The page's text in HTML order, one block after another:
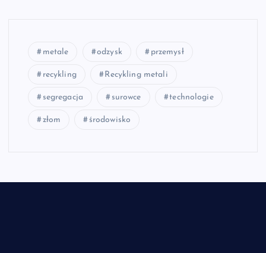
metale odzysk przemysł
recykling Recykling metali
segregacja surowce technologie
złom środowisko